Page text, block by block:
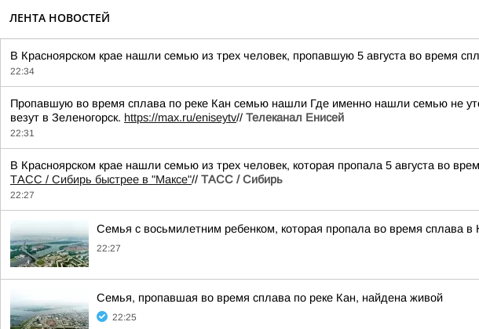
ЛЕНТА НОВОСТЕЙ
В Красноярском крае нашли семью из трех человек, пропавшую 5 августа во время
22:34
Пропавшую во время сплава по реке Кан семью нашли Где именно нашли семью не
везут в Зеленогорск. https://max.ru/eniseytv// Телеканал Енисей
22:31
В Красноярском крае нашли семью из трех человек, которая пропала 5 августа во
ТАСС / Сибирь быстрее в "Mаксе"// ТАСС / Сибирь
22:27
Семья с восьмилетним ребенком, которая пропала во время сплава в
22:27
Семья, пропавшая во время сплава по реке Кан, найдена живой
22:25